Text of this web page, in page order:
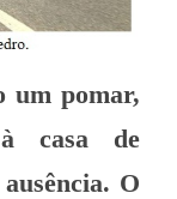
um pomar,
casa de
O